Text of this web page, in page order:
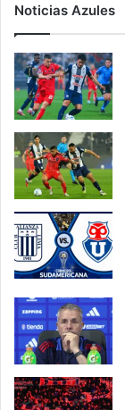
Noticias Azules